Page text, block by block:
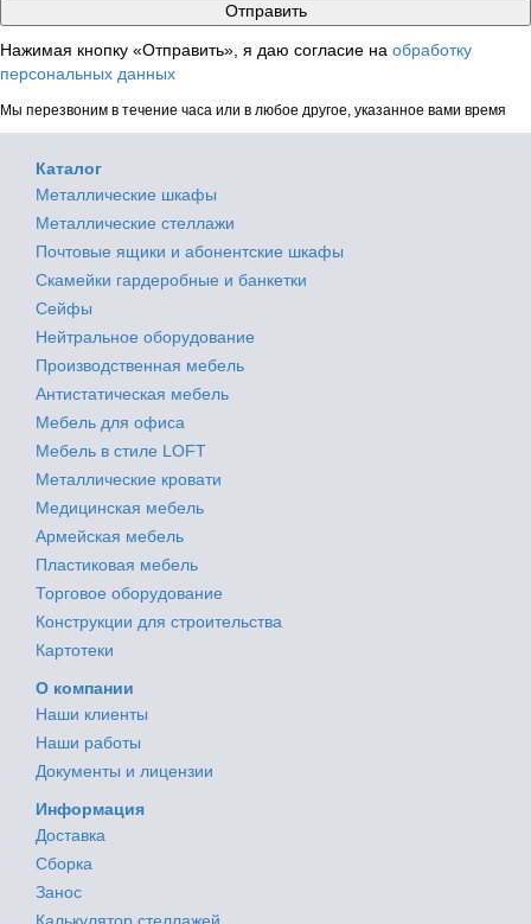
Нажимая кнопку «Отправить», я даю согласие на обработку
персональных данных
Мы перезвоним в течение часа или в любое другое, указанное вами время
Каталог
Металлические шкафы
Металлические стеллажи
Почтовые ящики и абонентские шкафы
Скамейки гардеробные и банкетки
Сейфы
Нейтральное оборудование
Производственная мебель
Антистатическая мебель
Мебель для офиса
Мебель в стиле LOFT
Металлические кровати
Медицинская мебель
Армейская мебель
Пластиковая мебель
Торговое оборудование
Конструкции для строительства
Картотеки
О компании
Наши клиенты
Наши работы
Документы и лицензии
Информация
Доставка
Сборка
Занос